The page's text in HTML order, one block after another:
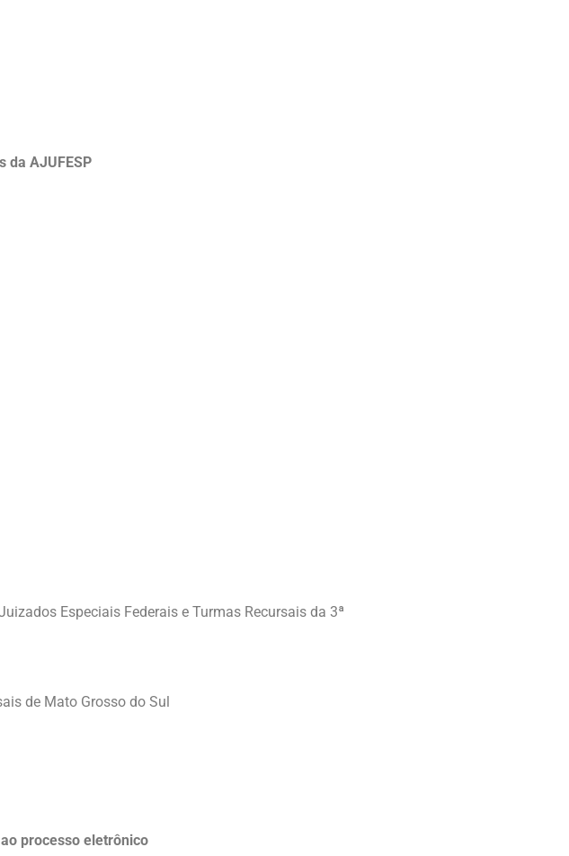
da AJUFESP
Especiais Federais e Turmas Recursais da 3ª
de Mato Grosso do Sul
processo eletrônico